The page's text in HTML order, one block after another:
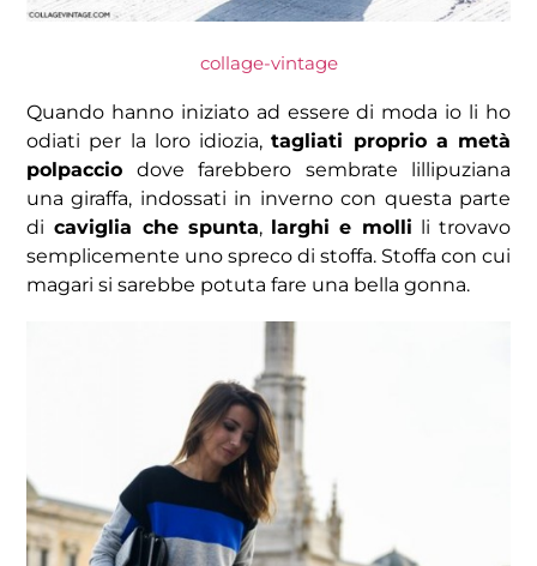
collage-vintage
Quando hanno iniziato ad essere di moda io li ho
odiati per la loro idiozia,tagliati proprio a metà
polpaccio dove farebbero sembrate lillipuziana
una giraffa, indossati in inverno con questa parte
di caviglia che spunta, larghi e molli li trovavo
semplicemente uno spreco di stoffa. Stoffa con cui
magari si sarebbe potuta fare una bella gonna.